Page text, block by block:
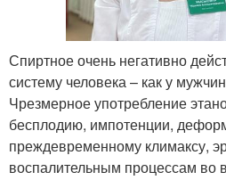
Спиртное очень негативно
систему человека – как у
Чрезмерное употребление
бесплодию, импотенции,
преждевременному климаксу,
воспалительным процессам во